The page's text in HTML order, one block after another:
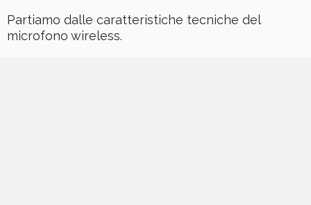
Partiamo dalle caratteristiche tecniche del
microfono wireless.